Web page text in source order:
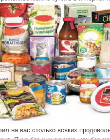
на вас столько всяких